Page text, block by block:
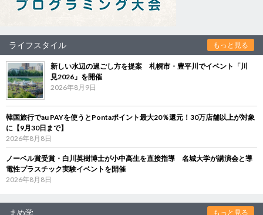
ライフスタイル もっと見る
新しい水辺の過ごし方を提案 札幌市・豊平川でイベント「川
見2026」を開催
2026年8月9日
韓国旅行でau PAYを使うとPontaポイント最大20％還元！30万店舗以上が対象
に【9月30日まで】
2026年8月8日
ノーベル賞受賞・白川英樹博士が小中高生を直接指導 名城大学が講演会と導
電性プラスチック実験イベントを開催
2026年8月8日
まめ学 もっと見る